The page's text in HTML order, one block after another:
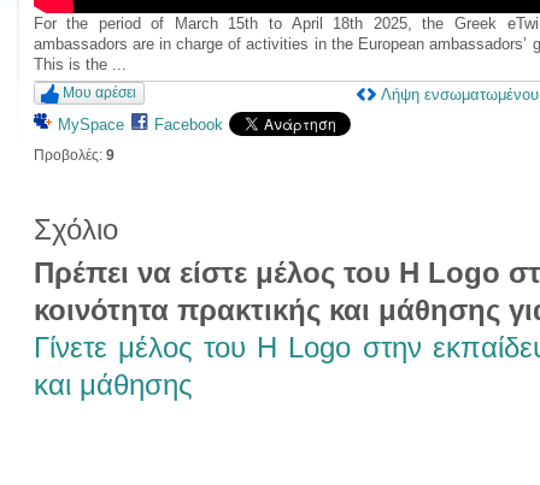
For the period of March 15th to April 18th 2025, the Greek
ambassadors are in charge of activities in the European ambassadors’
This is the ...
Μου αρέσει
MySpace Facebook
Προβολές: 9
Λήψη ενσωματωμένου
Σχόλιο
Πρέπει να είστε μέλος του Η Logo
κοινότητα πρακτικής και μάθησης
Γίνετε μέλος του Η Logo στην
και μάθησης